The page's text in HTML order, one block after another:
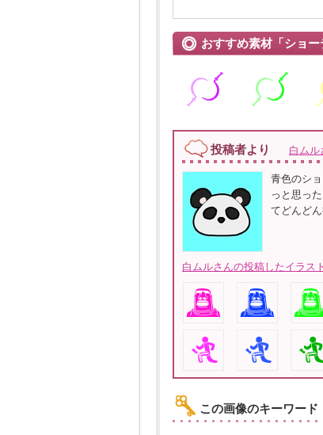
おすすめ素材「ショー
投稿者より 白ムル
青色のシ
っと思っ
てどんど
白ムルさんの投稿したイラス
この画像のキーワード